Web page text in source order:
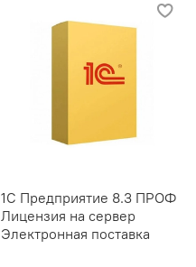
1С Предприятие 8.3 ПРОФ
Лицензия на сервер
Электронная поставка